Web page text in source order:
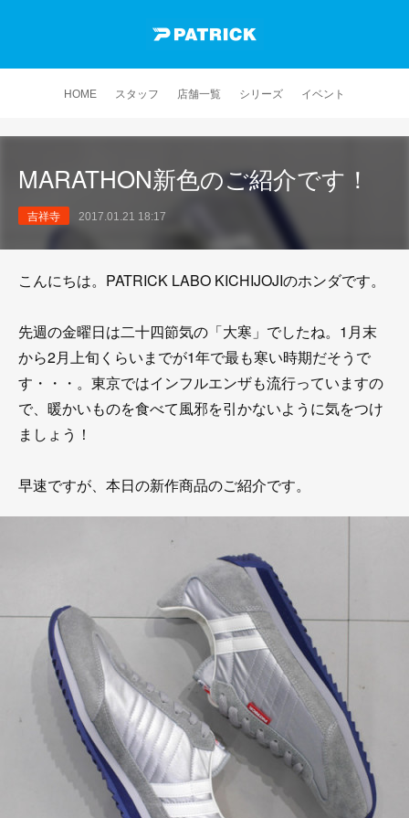
HOME スタッフ 店舗一覧 シリーズ イベント
MARATHON新色のご紹介です！
吉祥寺 2017.01.21 18:17
こんにちは。PATRICK LABO KICHIJOJIのホンダです。
先週の金曜日は二十四節気の「大寒」でしたね。1月末
から2月上旬くらいまでが1年で最も寒い時期だそうで
す・・・。東京ではインフルエンザも流行っていますの
で、暖かいものを食べて風邪を引かないように気をつけ
ましょう！
早速ですが、本日の新作商品のご紹介です。